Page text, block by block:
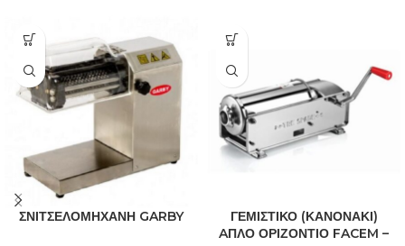
ΣΝΙΤΣΕΛΟΜΗΧΑΝΗ GARBY
ΓΕΜΙΣΤΙΚΟ (ΚΑΝΟΝΑΚΙ)
AΠΛΟ ΟΡΙΖΟΝΤΙΟ FACEM –